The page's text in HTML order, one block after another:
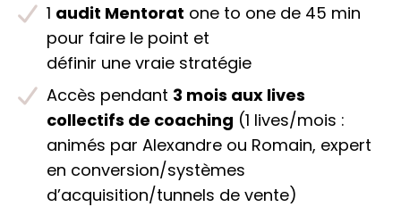
1 audit Mentorat one to one de 45 min
pour faire le point et
définir une vraie stratégie
Accès pendant 3 mois aux lives
collectifs de coaching (1 lives/mois :
animés par Alexandre ou Romain, expert
en conversion/systèmes
d’acquisition/tunnels de vente)